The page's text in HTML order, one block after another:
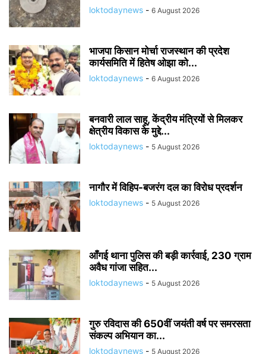
loktodaynews - 6 August 2026
भाजपा किसान मोर्चा राजस्थान की प्रदेश
कार्यसमिति में हितेष ओझा को...
loktodaynews - 6 August 2026
बनवारी लाल साहू, केंद्रीय मंत्रियों से मिलकर
क्षेत्रीय विकास के मुद्दे...
loktodaynews - 5 August 2026
नागौर में विहिप-बजरंग दल का विरोध प्रदर्शन
loktodaynews - 5 August 2026
आँगई थाना पुलिस की बड़ी कार्रवाई, 230 ग्राम
अवैध गांजा सहित...
loktodaynews - 5 August 2026
गुरु रविदास की 650वीं जयंती वर्ष पर समरसता
संकल्प अभियान का...
loktodaynews - 5 August 2026